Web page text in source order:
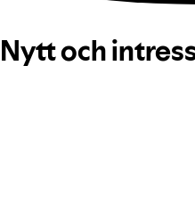
Nytt och